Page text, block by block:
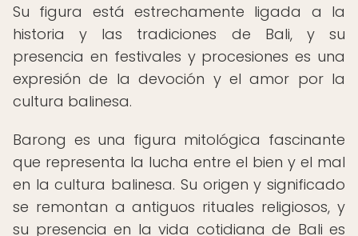
Su figura está estrechamente ligada a la
historia y las tradiciones de Bali, y su
presencia en festivales y procesiones es una
expresión de la devoción y el amor por la
cultura balinesa.
Barong es una figura mitológica fascinante
que representa la lucha entre el bien y el mal
en la cultura balinesa. Su origen y significado
se remontan a antiguos rituales religiosos, y
su presencia en la vida cotidiana de Bali es